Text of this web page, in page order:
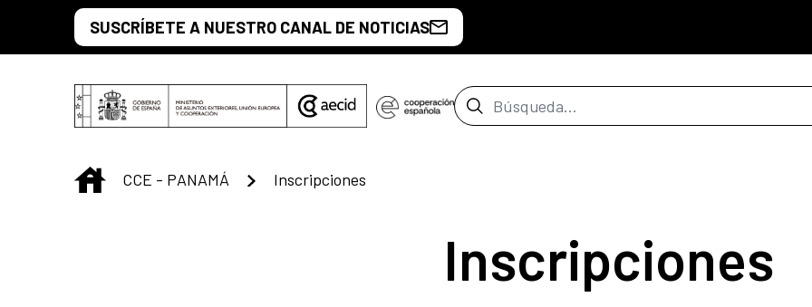
Saltar al contenido principal
SUSCRÍBETE A NUESTRO CANAL DE NOTICIAS
Barra de búsqueda
INICIO
CCE - PANAMÁ Inscripciones
Inscripciones